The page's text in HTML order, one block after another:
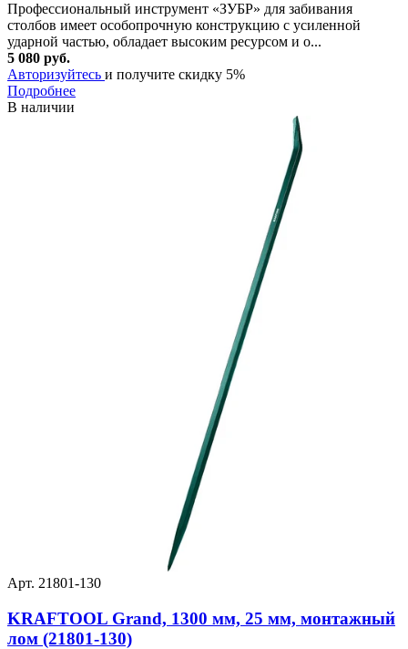
Профессиональный инструмент «ЗУБР» для забивания
столбов имеет особопрочную конструкцию с усиленной
ударной частью, обладает высоким ресурсом и о...
5 080 руб.
Авторизуйтесь и получите скидку 5%
Подробнее
В наличии
Арт. 21801-130
KRAFTOOL Grand, 1300 мм, 25 мм, монтажный
лом (21801-130)